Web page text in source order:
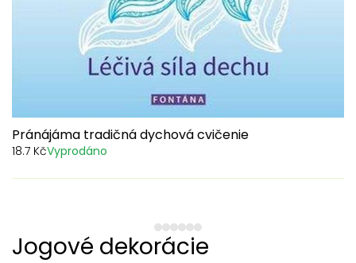
Pránájáma tradičná dychová cvičenie
18.7 KčVyprodáno
1 23456
Jogové dekorácie